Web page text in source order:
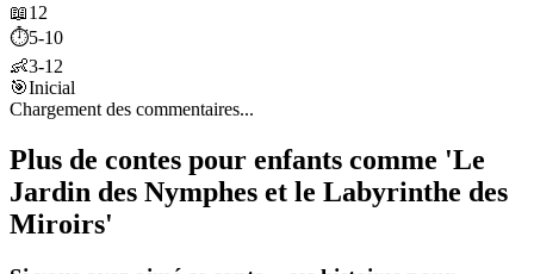
📖12
⏱️5-10
👶3-12
🎯Inicial
Chargement des commentaires...
Plus de contes pour enfants comme 'Le
Jardin des Nymphes et le Labyrinthe des
Miroirs'